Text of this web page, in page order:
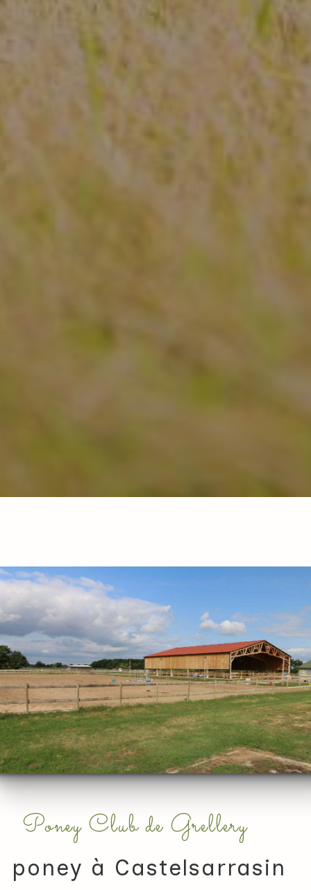
Poney Club de Grellery
poney à Castelsarrasin